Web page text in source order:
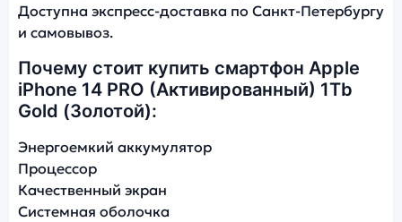
Доступна экспресс-доставка по Санкт-Петербургу
и самовывоз.
Почему стоит купить смартфон Apple
iPhone 14 PRO (Активированный) 1Tb
Gold (Золотой):
Энергоемкий аккумулятор
Процессор
Качественный экран
Системная оболочка